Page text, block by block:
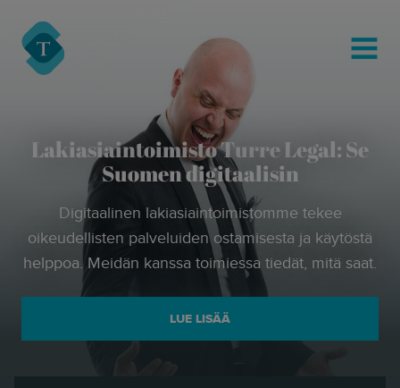
Turre Legal
MENU
Lakiasiaintoimisto Turre Legal: Se
Suomen digitaalisin
Digitaalinen lakiasiaintoimistomme tekee
oikeudellisten palveluiden ostamisesta ja käytöstä
helppoa. Meidän kanssa toimiessa tiedät, mitä saat.
LUE LISÄÄ